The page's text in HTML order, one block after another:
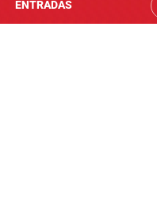
ENTRADAS